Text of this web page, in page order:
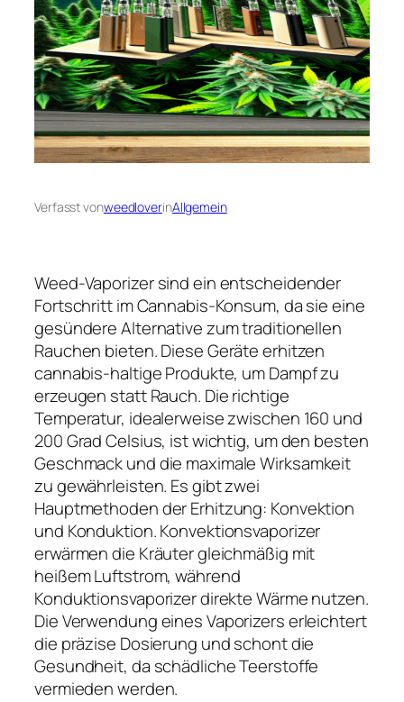
Verfasst vonweedloverinAllgemein
Weed-Vaporizer sind ein entscheidender
Fortschritt im Cannabis-Konsum, da sie eine
gesündere Alternative zum traditionellen
Rauchen bieten. Diese Geräte erhitzen
cannabis-haltige Produkte, um Dampf zu
erzeugen statt Rauch. Die richtige
Temperatur, idealerweise zwischen 160 und
200 Grad Celsius, ist wichtig, um den besten
Geschmack und die maximale Wirksamkeit
zu gewährleisten. Es gibt zwei
Hauptmethoden der Erhitzung: Konvektion
und Konduktion. Konvektionsvaporizer
erwärmen die Kräuter gleichmäßig mit
heißem Luftstrom, während
Konduktionsvaporizer direkte Wärme nutzen.
Die Verwendung eines Vaporizers erleichtert
die präzise Dosierung und schont die
Gesundheit, da schädliche Teerstoffe
vermieden werden.